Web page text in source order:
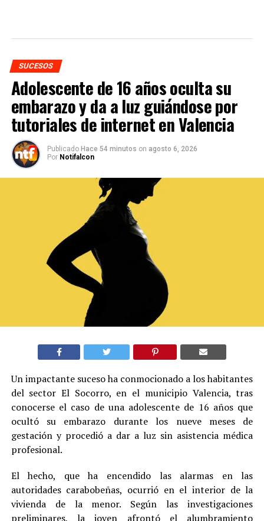
SUCESOS
Adolescente de 16 años oculta su
embarazo y da a luz guiándose por
tutoriales de internet en Valencia
Publicado Hace 54 minutos on agosto 6, 2026
Por Notifalcon
Un impactante suceso ha conmocionado a los habitantes
del sector El Socorro, en el municipio Valencia, tras
conocerse el caso de una adolescente de 16 años que
ocultó su embarazo durante los nueve meses de
gestación y procedió a dar a luz sin asistencia médica
profesional.
El hecho, que ha encendido las alarmas en las
autoridades carabobeñas, ocurrió en el interior de la
vivienda de la menor. Según las investigaciones
preliminares, la joven afrontó el alumbramiento